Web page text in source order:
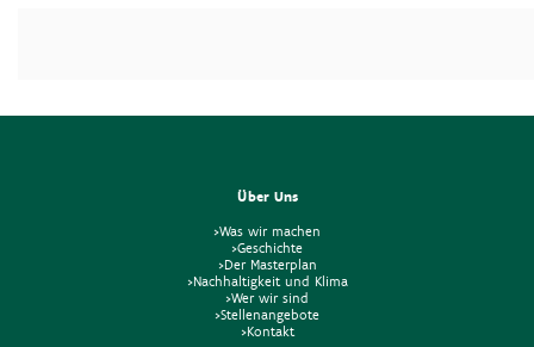
Über Uns
>Was wir machen
>Geschichte
>Der Masterplan
>Nachhaltigkeit und Klima
>Wer wir sind
>Stellenangebote
>Kontakt